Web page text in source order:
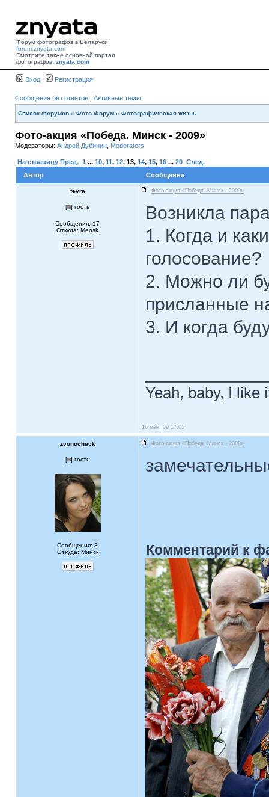
Форум фотографов в Беларуси:
forum.znyata.com
Смотрите также основной портал
фотографов: znyata.com
Вход Регистрация
Сообщения без ответов | Активные темы
Список форумов » Фото Форум » Фотографическая жизнь
Фото-акция «Победа. Минск - 2009»
Модераторы: Андрей Дубинин Moderators
На страницу Пред. 1 ... 10, 11, 12, 13, 14, 15, 16 ... 20 След.
Автор
Сообщение
fevra Фото-акция «Победа. Минск - 2009»
[ ] гость
Сообщения: 17
Откуда: Mensk
Возникла
1. Когда и
голосование?
2. Можно ли
присланные
3. И когда
Yeah, baby, I like
16 май, 09 17:05
zvonocheck Фото-акция «Победа. Минск - 2009»
[ ] гость
Сообщения: 8
Откуда: Минск
Комментарий к